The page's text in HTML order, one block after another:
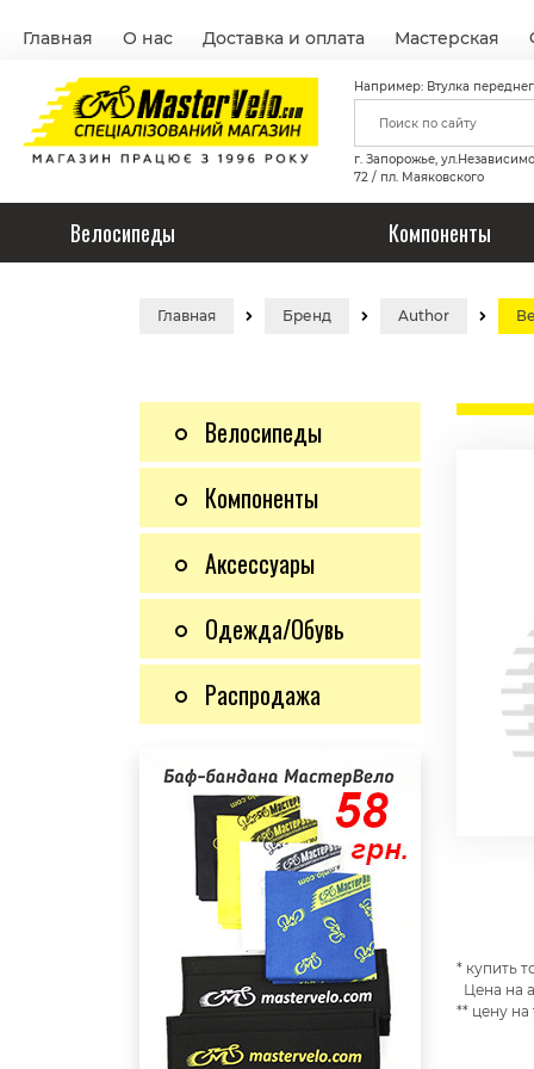
Главная О нас Доставка и оплата Мастерская
Например: Втулка
г. Запорожье,
72 / пл. Маяковского
Велосипеды Компоненты
Главная Бренд Author
Велосипеды
Компоненты
Аксессуары
Одежда/Обувь
Распродажа
* купить
Цена на
** цену на